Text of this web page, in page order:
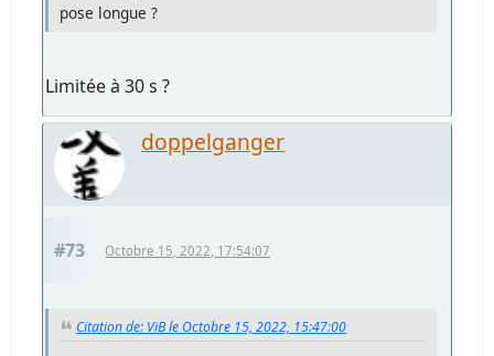
pose longue ?
Limitée à 30 s ?
doppelganger
#73 Octobre 15, 2022, 17:54:07
Citation de: ViB le Octobre 15, 2022, 15:47:00